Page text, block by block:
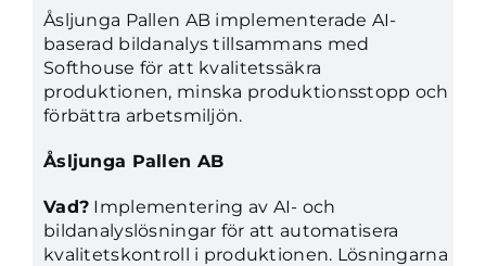
Åsljunga Pallen AB implementerade AI-
baserad bildanalys tillsammans med
Softhouse för att kvalitetssäkra
produktionen, minska produktionsstopp och
förbättra arbetsmiljön.
Åsljunga Pallen AB
Vad? Implementering av AI- och
bildanalyslösningar för att automatisera
kvalitetskontroll i produktionen. Lösningarna